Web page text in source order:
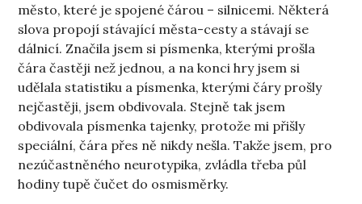
město, které je spojené čárou – silnicemi. Některá
slova propojí stávající města-cesty a stávají se
dálnicí. Značila jsem si písmenka, kterými prošla
čára častěji než jednou, a na konci hry jsem si
udělala statistiku a písmenka, kterými čáry prošly
nejčastěji, jsem obdivovala. Stejně tak jsem
obdivovala písmenka tajenky, protože mi přišly
speciální, čára přes ně nikdy nešla. Takže jsem, pro
nezúčastněného neurotypika, zvládla třeba půl
hodiny tupě čučet do osmisměrky.